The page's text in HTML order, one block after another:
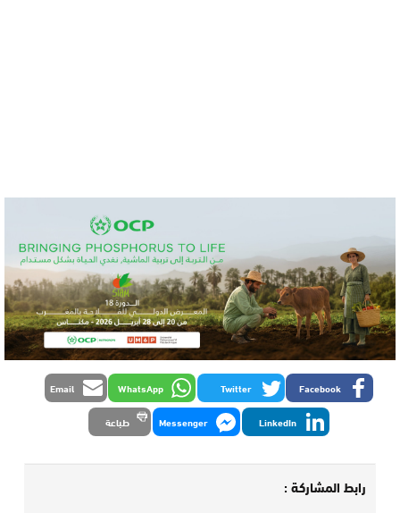
Facebook
Twitter
WhatsApp
Email
LinkedIn
Messenger طباعة
رابط المشاركة :